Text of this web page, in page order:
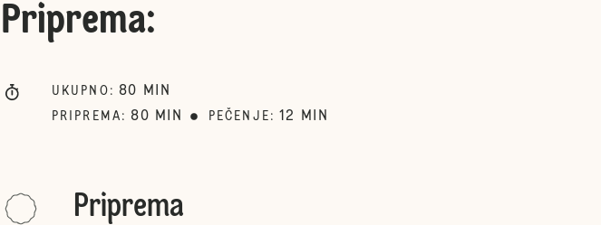
Priprema:
UKUPNO : 80 MIN
PRIPREMA : 80 MIN PEČENJE : 12 MIN
Priprema